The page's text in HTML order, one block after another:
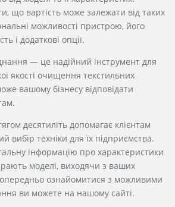
що вартість може залежати від таких
можливості пристрою, його
і додаткові опції.
— це надійний інструмент для
якості очищення текстильних
вашому бізнесу відповідати
десятиліть допомагає клієнтам
вибір техніки для їх підприємства.
інформацію про характеристики
моделі, виходячи з ваших
ознайомитися з можливими
ви можете на нашому сайті.